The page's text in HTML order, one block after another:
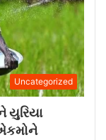
Uncategorized
યુરિયા